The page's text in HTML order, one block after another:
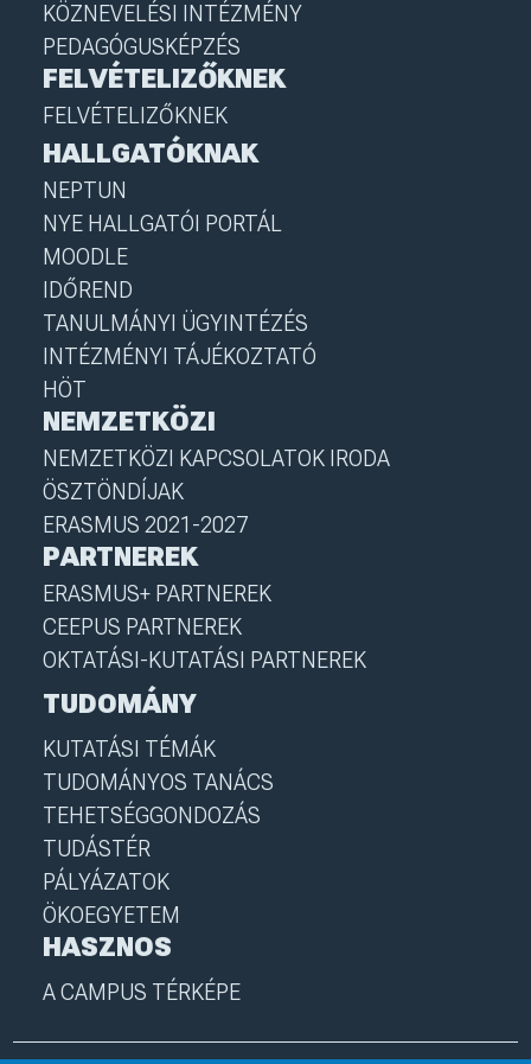
KÖZNEVELÉSI INTÉZMÉNY
PEDAGÓGUSKÉPZÉS
FELVÉTELIZŐKNEK
FELVÉTELIZŐKNEK
HALLGATÓKNAK
NEPTUN
NYE HALLGATÓI PORTÁL
MOODLE
IDŐREND
TANULMÁNYI ÜGYINTÉZÉS
INTÉZMÉNYI TÁJÉKOZTATÓ
HÖT
NEMZETKÖZI
NEMZETKÖZI KAPCSOLATOK IRODA
ÖSZTÖNDÍJAK
ERASMUS 2021-2027
PARTNEREK
ERASMUS+ PARTNEREK
CEEPUS PARTNEREK
OKTATÁSI-KUTATÁSI PARTNEREK
TUDOMÁNY
KUTATÁSI TÉMÁK
TUDOMÁNYOS TANÁCS
TEHETSÉGGONDOZÁS
TUDÁSTÉR
PÁLYÁZATOK
ÖKOEGYETEM
HASZNOS
A CAMPUS TÉRKÉPE